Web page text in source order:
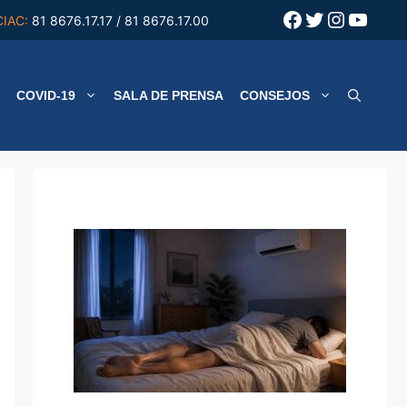
81 8676.17.17 / 81 8676.17.00 Facebook
Twitter
COVID-19 SALA DE PRENSA CONSEJOS